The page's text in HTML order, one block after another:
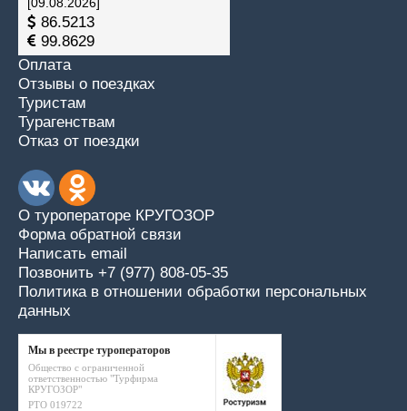
86.5213
99.8629
Оплата
Отзывы о поездках
Туристам
Турагенствам
Отказ от поездки
О туроператоре КРУГОЗОР
Форма обратной связи
Написать email
Позвонить +7 (977) 808-05-35
Политика в отношении обработки персональных
данных
Мы в реестре туроператоров
Общество с ограниченной
ответственностью "Турфирма
КРУГОЗОР"
РТО 019722